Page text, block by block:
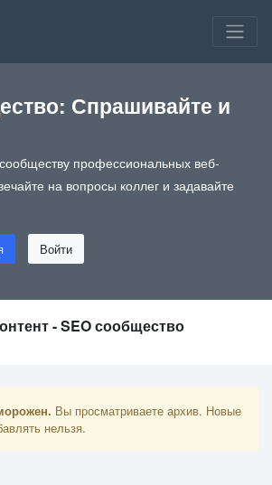
Спрашивайте и
профессиональных веб-
на вопросы коллег и задавайте
Войти
- SEO сообщество
Вы просматриваете архив. Новые
нельзя.